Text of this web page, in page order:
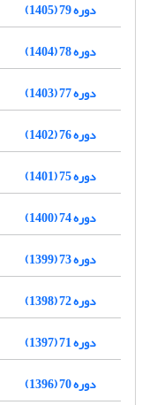
دوره 79 (1405)
دوره 78 (1404)
دوره 77 (1403)
دوره 76 (1402)
دوره 75 (1401)
دوره 74 (1400)
دوره 73 (1399)
دوره 72 (1398)
دوره 71 (1397)
دوره 70 (1396)